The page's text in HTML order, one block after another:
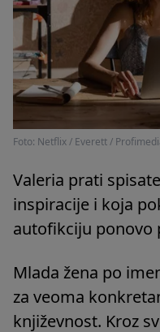
Foto: Netflix / Everett /
Valeria prati
inspiracije i koja
autofikciju ponovo
Mlada žena po
za veoma
književnost. Kroz